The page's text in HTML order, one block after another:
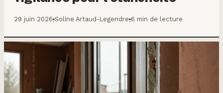
29 juin 2026·Soline Artaud-Legendre·6 min de lecture